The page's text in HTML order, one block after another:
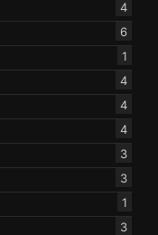
4
6
1
4
4
4
3
3
1
3